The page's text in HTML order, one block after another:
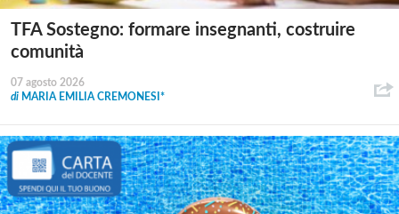
TFA Sostegno: formare insegnanti, costruire
comunità
07 agosto 2026
di MARIA EMILIA CREMONESI*